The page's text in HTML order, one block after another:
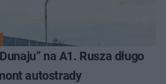
na A1. Rusza długo
autostrady